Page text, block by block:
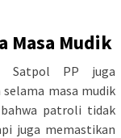
Masa Mudik
Satpol PP juga
masa mudik
patroli tidak
juga memastikan